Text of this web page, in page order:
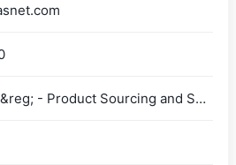
网站简称：Thomasnet&reg; - Product Sourcing and Supplier Discovery Platform - Find North American Manufacturers, Suppliers and Industrial Companies